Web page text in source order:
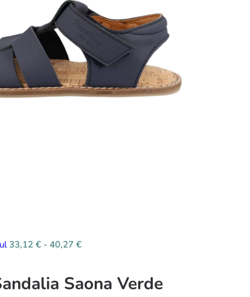
33,12 € - 40,27 €
Saona Verde